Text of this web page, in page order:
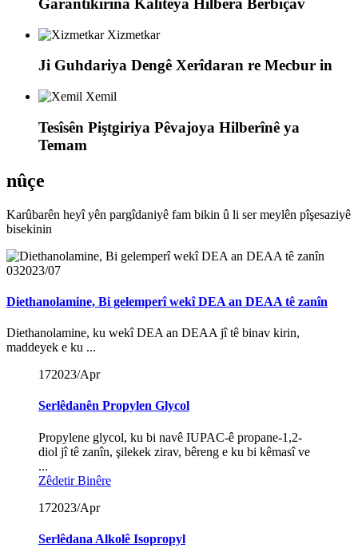
Garantîkirina Kalîteya Hilbera Berbiçav
Xizmetkar
Ji Guhdariya Dengê Xerîdaran re Mecbur in
Xemil
Tesîsên Piştgiriya Pêvajoya Hilberînê ya
Temam
nûçe
Karûbarên heyî yên pargîdaniyê fam bikin û li ser meylên pîşesaziyê
bisekinin
032023/07
Diethanolamine, Bi gelemperî wekî DEA an DEAA tê zanîn
Diethanolamine, ku wekî DEA an DEAA jî tê binav kirin,
maddeyek e ku ...
172023/Apr
Serlêdanên Propylen Glycol
Propylene glycol, ku bi navê IUPAC-ê propane-1,2-
diol jî tê zanîn, şilekek zirav, bêreng e ku bi kêmasî ve
...
Zêdetir Binêre
172023/Apr
Serlêdana Alkolê Isopropyl